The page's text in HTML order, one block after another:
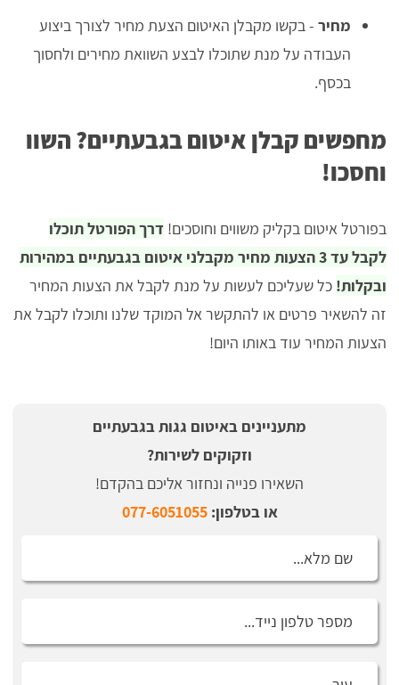
מחיר - בקשו מקבלן האיטום הצעת מחיר לצורך ביצוע
העבודה על מנת שתוכלו לבצע השוואת מחירים ולחסוך
בכסף.
מחפשים קבלן איטום בגבעתיים? השוו
וחסכו!
בפורטל איטום בקליק משווים וחוסכים! דרך הפורטל תוכלו
לקבל עד 3 הצעות מחיר מקבלני איטום בגבעתיים במהירות
ובקלות! כל שעליכם לעשות על מנת לקבל את הצעות המחיר
זה להשאיר פרטים או להתקשר אל המוקד שלנו ותוכלו לקבל את
הצעות המחיר עוד באותו היום!
מתעניינים באיטום גגות בגבעתיים
וזקוקים לשירות?
השאירו פנייה ונחזור אליכם בהקדם!
או בטלפון:077-6051055